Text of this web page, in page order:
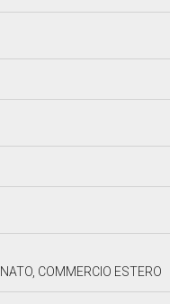
COMMERCIO ESTERO